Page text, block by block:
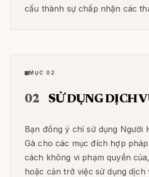
cấu thành sự chấp nhận các
MỤC 02
02 SỬ DỤNG DỊCH
Bạn đồng ý chỉ sử dụng Người
Gà cho các mục đích hợp
cách không vi phạm quyền
hoặc cản trở việc sử dụng dịch